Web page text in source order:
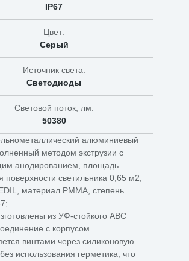
IP67
Цвет:
Серый
Источник света:
Светодиоды
Световой поток, лм:
50380
алюминиевый
методом экструзии с
анодированием, площадь
поверхности светильника 0,65 м2;
материал PMMA, степень
из УФ-стойкого АВС
с корпусом
винтами через силиконовую
использования герметика, что